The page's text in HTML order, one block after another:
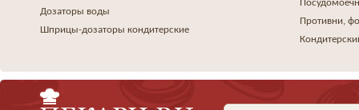
Дозаторы воды
Шприцы-дозаторы кондитерские
Противни,